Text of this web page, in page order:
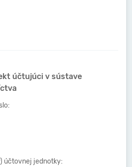
účtujúci v sústave
účtovnej jednotky: